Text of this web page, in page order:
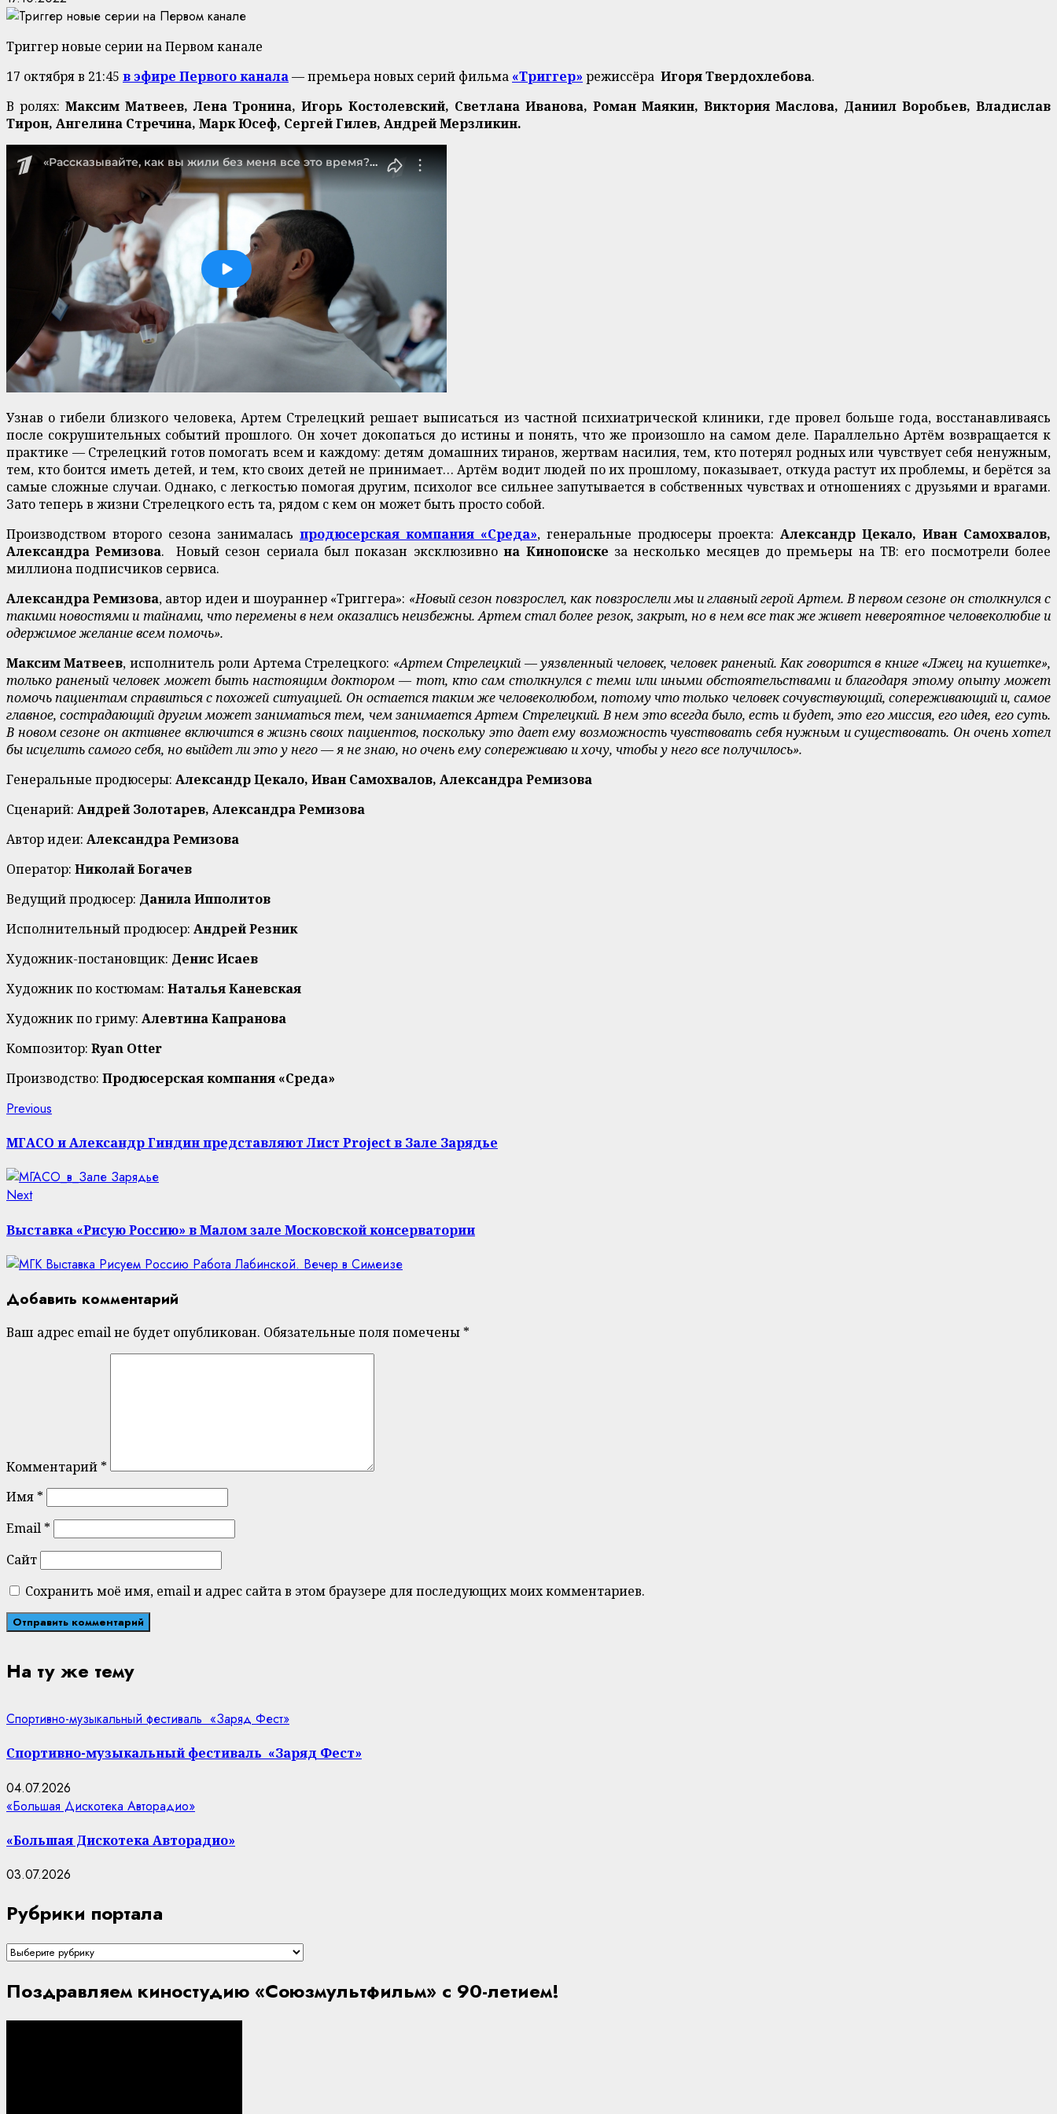
Триггер новые серии на Первом канале
17 октября в 21:45 в эфире Первого канала— премьера новых серий фильма «Триггер» режиссёра Игоря Твердохлебова.
В ролях: Максим Матвеев, Лена Тронина, Игорь Костолевский, Светлана Иванова, Роман Маякин, Виктория Маслова, Даниил Воробьев, Владислав
Тирон, Ангелина Стречина, Марк Юсеф, Сергей Гилев, Андрей Мерзликин.
Узнав о гибели близкого человека, Артем Стрелецкий решает выписаться из частной психиатрической клиники, где провел больше года, восстанавливаясь
после сокрушительных событий прошлого. Он хочет докопаться до истины и понять, что же произошло на самом деле. Параллельно Артём возвращается к
практике — Стрелецкий готов помогать всем и каждому: детям домашних тиранов, жертвам насилия, тем, кто потерял родных или чувствует себя ненужным,
тем, кто боится иметь детей, и тем, кто своих детей не принимает… Артём водит людей по их прошлому, показывает, откуда растут их проблемы, и берётся за
самые сложные случаи. Однако, с легкостью помогая другим, психолог все сильнее запутывается в собственных чувствах и отношениях с друзьями и врагами.
Зато теперь в жизни Стрелецкого есть та, рядом с кем он может быть просто собой.
Производством второго сезона занималась продюсерская компания «Среда», генеральные продюсеры проекта: Александр Цекало, Иван Самохвалов,
Александра Ремизова. Новый сезон сериала был показан эксклюзивнона Кинопоиске за несколько месяцев до премьеры на ТВ: его посмотрели более
миллиона подписчиков сервиса.
Александра Ремизова, автор идеи и шоураннер «Триггера»: «Новый сезон повзрослел, как повзрослели мы и главный герой Артем. В первом сезоне он столкнулся с
такими новостями и тайнами, что перемены в нем оказались неизбежны. Артем стал более резок, закрыт, но в нем все так же живет невероятное человеколюбие и
одержимое желание всем помочь».
Максим Матвеев, исполнитель роли Артема Стрелецкого: «Артем Стрелецкий — уязвленный человек, человек раненый. Как говорится в книге «Лжец на кушетке»,
только раненый человек может быть настоящим доктором — тот, кто сам столкнулся с теми или иными обстоятельствами и благодаря этому опыту может
помочь пациентам справиться с похожей ситуацией. Он остается таким же человеколюбом, потому что только человек сочувствующий, сопереживающий и, самое
главное, сострадающий другим может заниматься тем, чем занимается Артем Стрелецкий. В нем это всегда было, есть и будет, это его миссия, его идея, его суть.
В новом сезоне он активнее включится в жизнь своих пациентов, поскольку это дает ему возможность чувствовать себя нужным и существовать. Он очень хотел
бы исцелить самого себя, но выйдет ли это у него — я не знаю, но очень ему сопереживаю и хочу, чтобы у него все получилось».
Генеральные продюсеры: Александр Цекало, Иван Самохвалов, Александра Ремизова
Сценарий: Андрей Золотарев, Александра Ремизова
Автор идеи: Александра Ремизова
Оператор: Николай Богачев
Ведущий продюсер: Данила Ипполитов
Исполнительный продюсер: Андрей Резник
Художник-постановщик: Денис Исаев
Художник по костюмам: Наталья Каневская
Художник по гриму: Алевтина Капранова
Композитор: Ryan Otter
Производство: Продюсерская компания «Среда»
Continue
Reading
Previous
МГАСО и Александр Гиндин представляют Лист Project в Зале Зарядье
NextNext
Выставка «Рисую Россию» в Малом зале Московской консерватории
Добавить комментарий
Ваш адрес email не будет опубликован. Обязательные поля помечены *
Комментарий *
Имя *
Email *
Сайт
Сохранить моё имя, email и адрес сайта в этом браузере для последующих моих комментариев.
На ту же тему
Спортивно-музыкальный фестиваль «Заряд Фест»
Спортивно-музыкальный фестиваль «Заряд Фест»
04.07.2026
«Большая Дискотека Авторадио»
«Большая Дискотека Авторадио»
03.07.2026
Рубрики портала
Рубрики
Поздравляем киностудию «Союзмультфильм» с 90-летием!